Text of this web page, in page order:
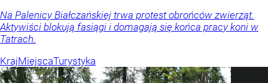
Na Palenicy Białczańskiej trwa protest obrońców zwierząt.
Aktywiści blokują fasiągi i domagają się końca pracy koni w
Tatrach.
KrajMiejscaTurystyka